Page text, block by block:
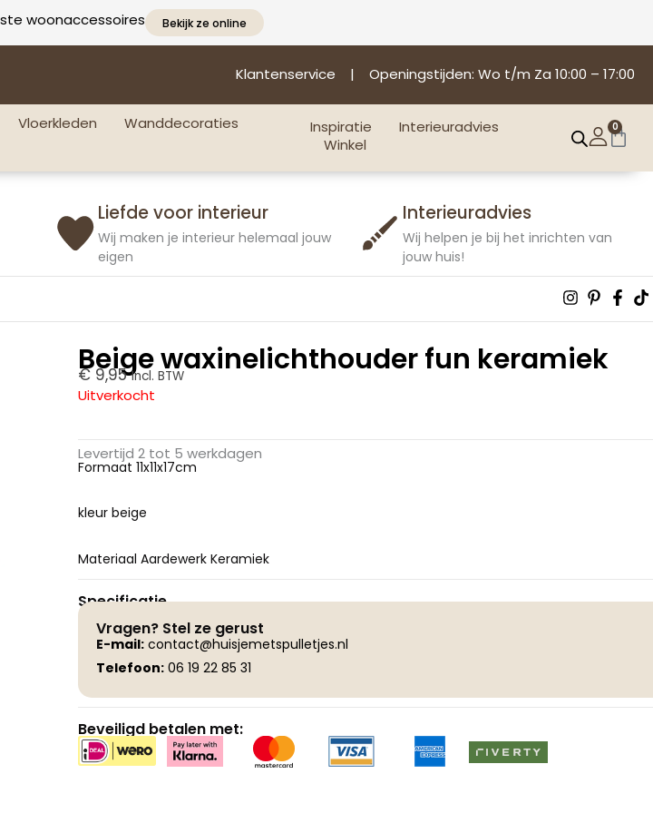
woonaccessoires Bekijk ze online
Klantenservice | Openingstijden: Wo t/m Za 10:00 – 17:00
Vloerkleden
Wanddecoraties
Inspiratie
Interieuradvies
Winkel
0
Liefde voor interieur
Wij maken je interieur helemaal jouw
eigen
Interieuradvies
Wij helpen je bij het inrichten van
jouw huis!
Instagram
p f
Beige waxinelichthouder fun keramiek
€9,95 Incl. BTW
Uitverkocht
Levertijd 2 tot 5 werkdagen
Formaat 11x11x17cm
kleur beige
Materiaal Aardewerk Keramiek
Specificatie
Vragen? Stel ze gerust
E-mail: contact@huisjemetspulletjes.nl
Telefoon: 06 19 22 85 31
Beveiligd betalen met: